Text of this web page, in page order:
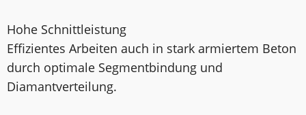
Hohe Schnittleistung
Effizientes Arbeiten auch in stark armiertem Beton
durch optimale Segmentbindung und
Diamantverteilung.